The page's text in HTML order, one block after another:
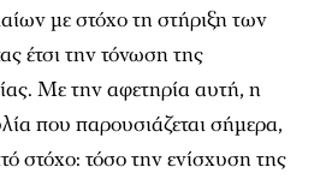
με στόχο τη στήριξη των
έτσι την τόνωση της
Με την αφετηρία αυτή, η
που παρουσιάζεται σήμερα,
στόχο: τόσο την ενίσχυση της